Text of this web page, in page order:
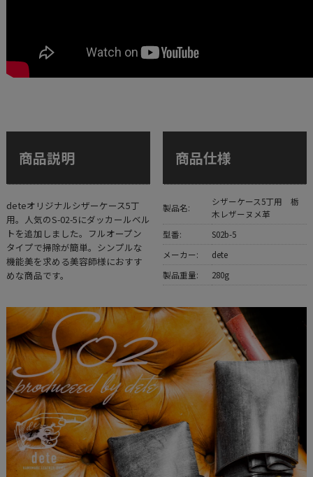
商品説明
deteオリジナルシザーケース5丁
用。人気のS-02-5にダッカールベル
トを追加しました。フルオープン
タイプで掃除が簡単。シンプルな
機能美を求める美容師様におすす
めな商品です。
商品仕様
製品名:
シザーケース5丁用 栃
木レザーヌメ革
型番:
S02b-5
メーカー:
dete
製品重量:
280g